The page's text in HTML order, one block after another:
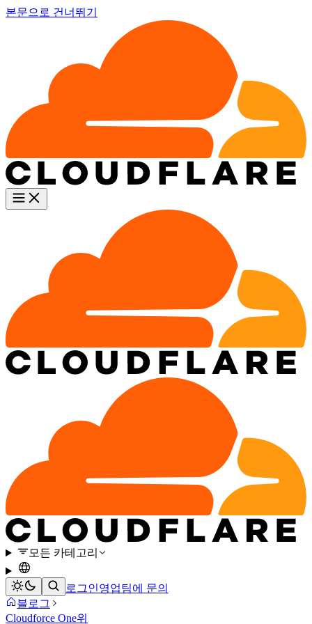
본문으로 건너뛰기
모든 카테고리
로그인영업팀에 문의
블로그
Cloudforce One위